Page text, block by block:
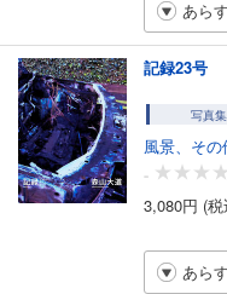
あら
記録23号
写真集
風景、その
-
3,080円 (
あら